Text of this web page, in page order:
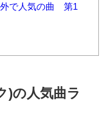
で人気の曲 第1
)の人気曲ラ